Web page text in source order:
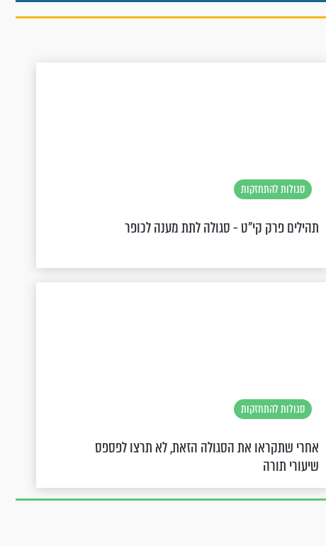
סגולות להתחזקות
תהילים פרק קי"ט - סגולה לתת מענה לכופר
סגולות להתחזקות
אחרי שתקראו את הסגולה הזאת, לא תרצו לפספס
שיעורי תורה